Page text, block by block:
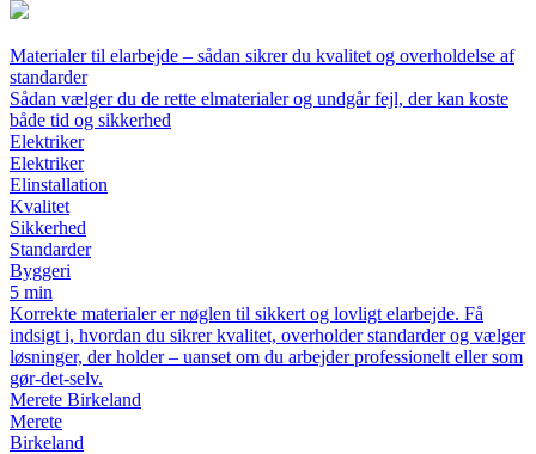
Materialer til elarbejde – sådan sikrer du kvalitet og overholdelse af
standarder
Sådan vælger du de rette elmaterialer og undgår fejl, der kan koste
både tid og sikkerhed
Elektriker
Elektriker
Elinstallation
Kvalitet
Sikkerhed
Standarder
Byggeri
5 min
Korrekte materialer er nøglen til sikkert og lovligt elarbejde. Få
indsigt i, hvordan du sikrer kvalitet, overholder standarder og vælger
løsninger, der holder – uanset om du arbejder professionelt eller som
gør-det-selv.
Merete Birkeland
Merete
Birkeland